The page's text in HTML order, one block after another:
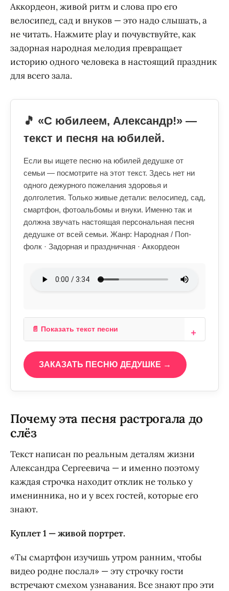
Аккордеон, живой ритм и слова про его
велосипед, сад и внуков — это надо слышать, а
не читать. Нажмите play и почувствуйте, как
задорная народная мелодия превращает
историю одного человека в настоящий праздник
для всего зала.
🎵 «С юбилеем, Александр!» —
текст и песня на юбилей.
Если вы ищете песню на юбилей дедушке от
семьи — посмотрите на этот текст. Здесь нет ни
одного дежурного пожелания здоровья и
долголетия. Только живые детали: велосипед, сад,
смартфон, фотоальбомы и внуки. Именно так и
должна звучать настоящая персональная песня
дедушке от всей семьи. Жанр: Народная / Поп-
фолк · Задорная и праздничная · Аккордеон
📄 Показать текст песни
ЗАКАЗАТЬ ПЕСНЮ ДЕДУШКЕ →
Почему эта песня растрогала до
слёз
Текст написан по реальным деталям жизни
Александра Сергеевича — и именно поэтому
каждая строчка находит отклик не только у
именинника, но и у всех гостей, которые его
знают.
Куплет 1 — живой портрет.
«Ты смартфон изучишь утром ранним, чтобы
видео родне послал» — эту строчку гости
встречают смехом узнавания. Все знают про эти